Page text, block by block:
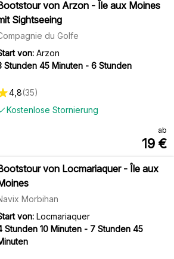
von Arzon - Île aux Moines
Sightseeing
du Golfe
von: Arzon
Stunden 45 Minuten - 6 Stunden
Kostenlose Stornierung
4,8(35)
ab
19 €
von Locmariaquer - Île aux
Morbihan
von: Locmariaquer
Stunden 10 Minuten - 7 Stunden 45